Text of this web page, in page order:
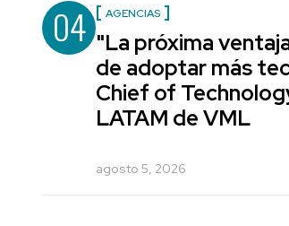
04 AGENCIAS
"La próxima
de adoptar más
Chief of
LATAM de VML
agosto 5, 2026